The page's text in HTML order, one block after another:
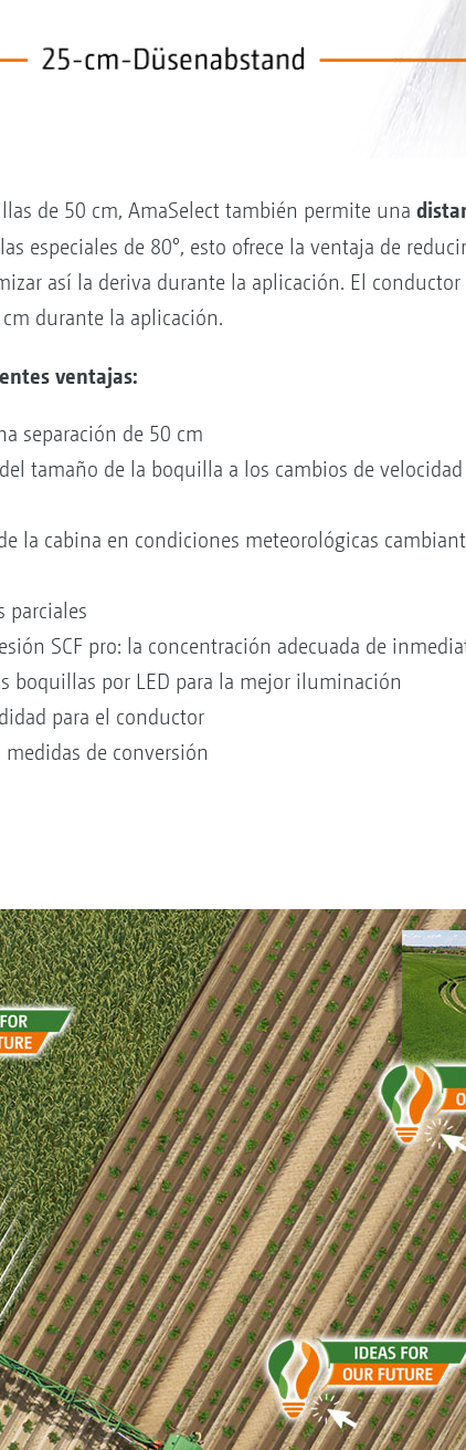
de 50 cm, AmaSelect también permite una
especiales de 80°, esto ofrece la ventaja de
así la deriva durante la aplicación. El
durante la aplicación.
ventajas:
separación de 50 cm
tamaño de la boquilla a los cambios de
la cabina en condiciones meteorológicas
parciales
SCF pro: la concentración adecuada de
boquillas por LED para la mejor iluminación
para el conductor
de conversión